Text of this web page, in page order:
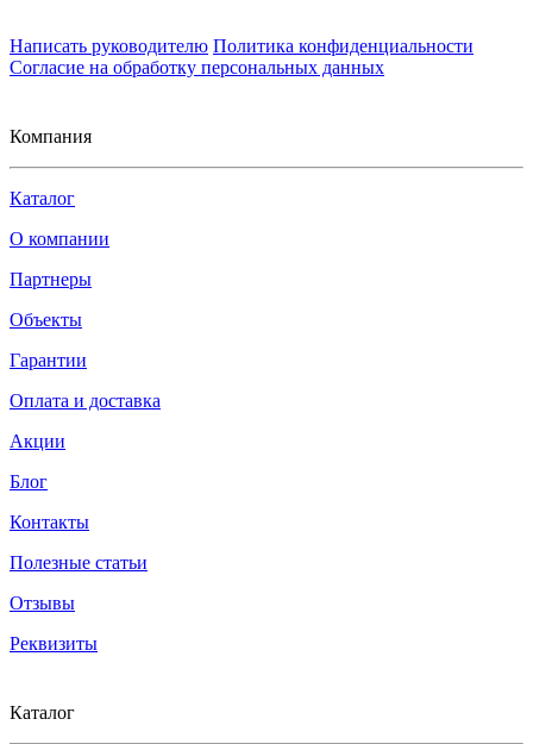
Написать руководителю Политика конфиденциальности
Согласие на обработку персональных данных
Компания
Каталог
О компании
Партнеры
Объекты
Гарантии
Оплата и доставка
Акции
Блог
Контакты
Полезные статьи
Отзывы
Реквизиты
Каталог